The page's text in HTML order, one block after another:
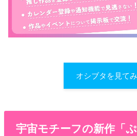
オシブタを見て
宇宙モチーフの新作「